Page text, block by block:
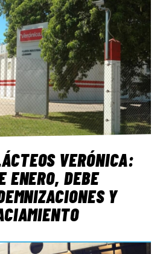
VERÓNICA:
ENERO, DEBE
Y